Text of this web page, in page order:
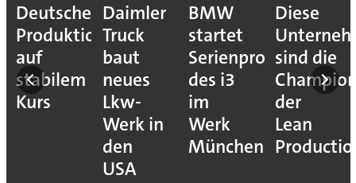
Deutsche
Produktion
auf
stabilem
Kurs
Daimler
Truck
baut
neues
Lkw-
Werk in
den
USA
BMW
startet
Serienproduktion
des i3
im
Werk
München
Diese
sind die
der
Lean